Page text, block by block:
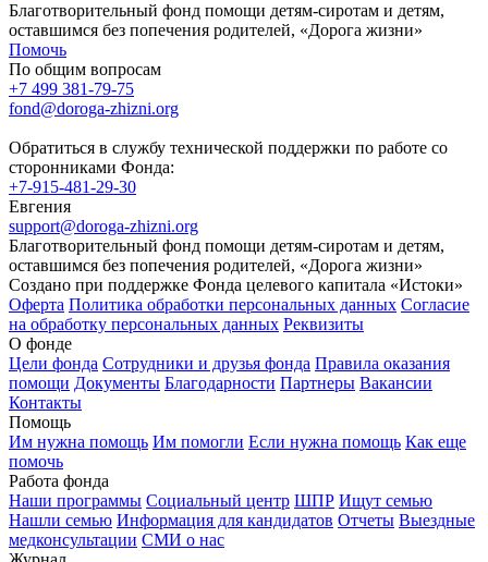
Благотворительный фонд помощи детям-сиротам и детям,
оставшимся без попечения родителей, «Дорога жизни»
Помочь
По общим вопросам
+7 499 381-79-75
fond@doroga-zhizni.org
Обратиться в службу технической поддержки по работе со
сторонниками Фонда:
+7-915-481-29-30
Евгения
support@doroga-zhizni.org
Благотворительный фонд помощи детям-сиротам и детям,
оставшимся без попечения родителей, «Дорога жизни»
Создано при поддержке Фонда целевого капитала «Истоки»
Оферта Политика обработки персональных данных Согласие
на обработку персональных данных Реквизиты
О фонде
Цели фонда Сотрудники и друзья фонда Правила оказания
помощи Документы Благодарности Партнеры Вакансии
Контакты
Помощь
Им нужна помощь Им помогли Если нужна помощь Как еще
помочь
Работа фонда
Наши программы Социальный центр ШПР Ищут семью
Нашли семью Информация для кандидатов Отчеты Выездные
медконсультации СМИ о нас